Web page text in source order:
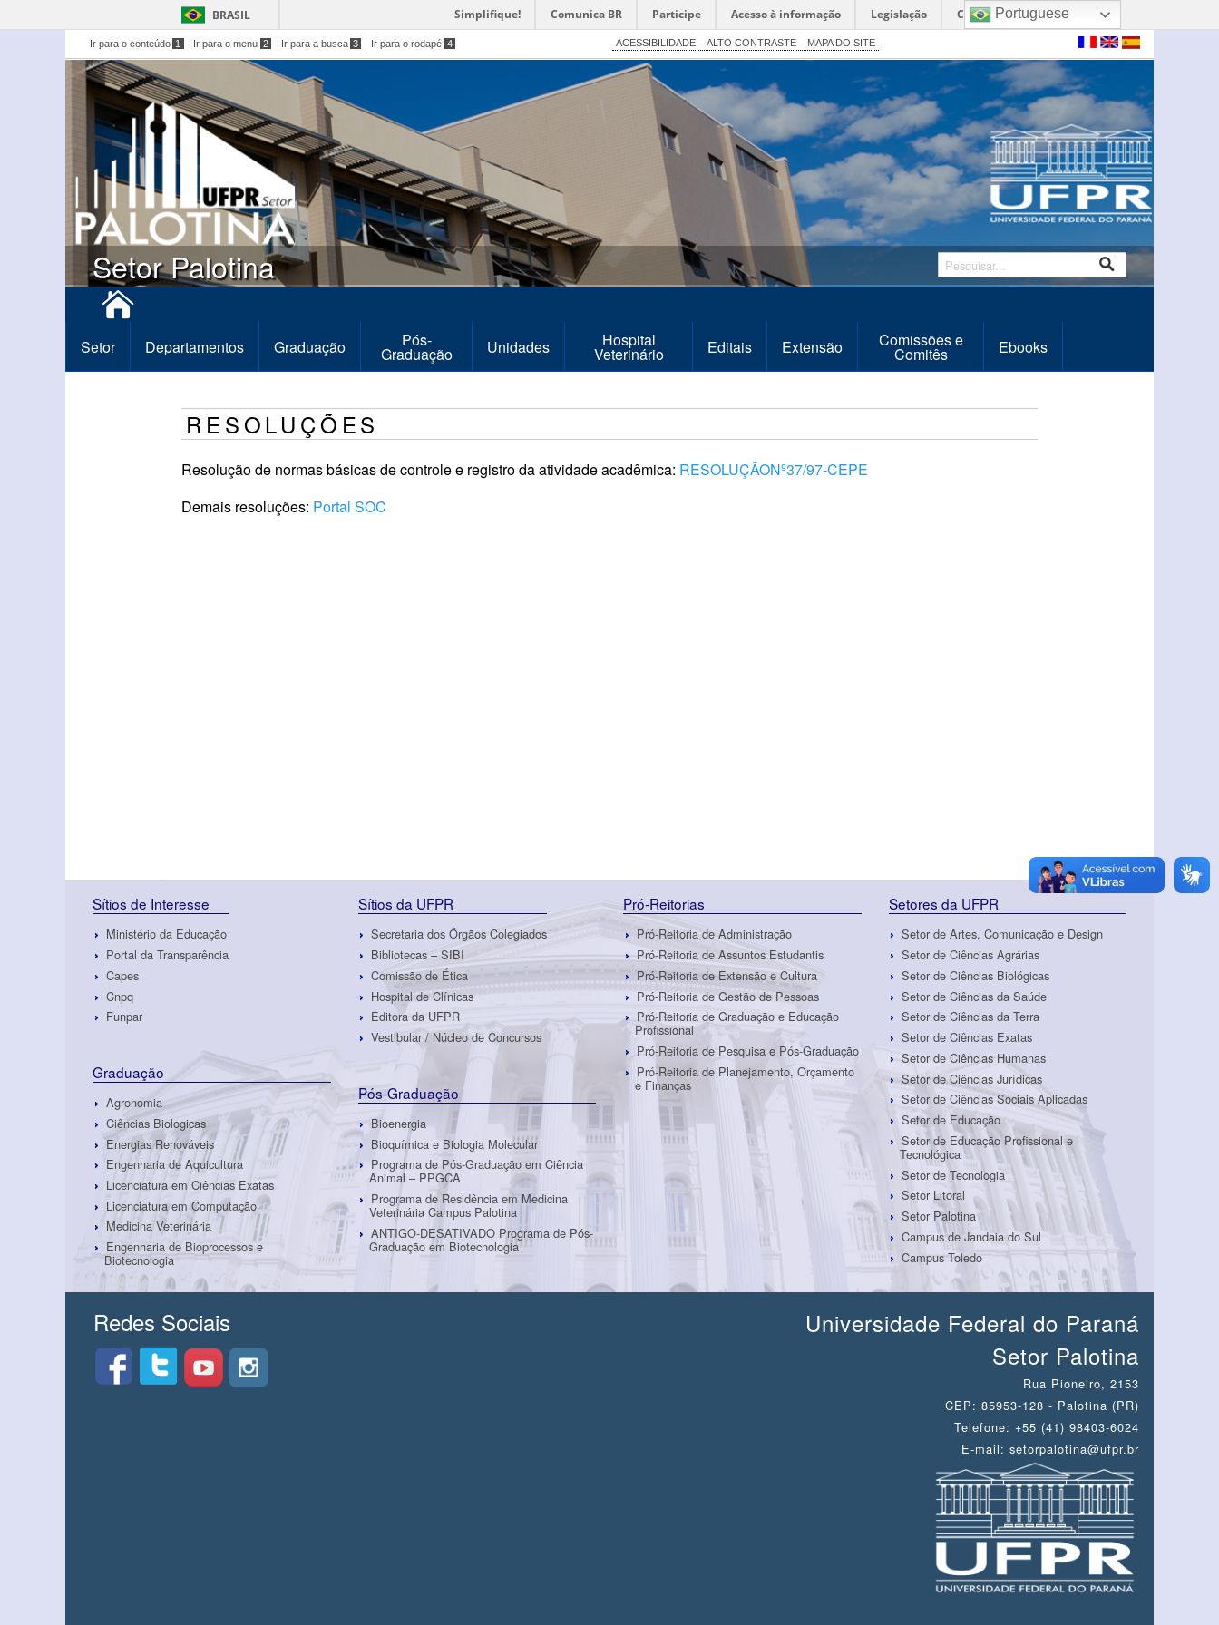
BRASIL Simplifique! Comunica BR Participe Acesso à informação Legislação Canais
Ir para o conteúdo 1 Ir para o menu 2 Ir para a busca 3 Ir para o rodapé 4 ACESSIBILIDADE ALTO CONTRASTE MAPA DO SITE
Setor Palotina
Setor Departamentos Graduação Pós-
Graduação Unidades Hospital
Veterinário Editais Extensão Comissões e
Comitês Ebooks
RESOLUÇÕES
Resolução de normas básicas de controle e registro da atividade acadêmica: RESOLUÇÃONº37/97-CEPE
Demais resoluções: Portal SOC
Sítios de Interesse
Ministério da Educação
Portal da Transparência
Capes
Cnpq
Funpar
Graduação
Agronomia
Ciências Biologicas
Energias Renováveis
Engenharia de Aquicultura
Licenciatura em Ciências Exatas
Licenciatura em Computação
Medicina Veterinária
Engenharia de Bioprocessos e
Biotecnologia
Sítios da UFPR
Secretaria dos Órgãos Colegiados
Bibliotecas – SIBI
Comissão de Ética
Hospital de Clínicas
Editora da UFPR
Vestibular / Núcleo de Concursos
Pós-Graduação
Bioenergia
Bioquímica e Biologia Molecular
Programa de Pós-Graduação em Ciência
Animal – PPGCA
Programa de Residência em Medicina
Veterinária Campus Palotina
ANTIGO-DESATIVADO Programa de Pós-
Graduação em Biotecnologia
Pró-Reitorias
Pró-Reitoria de Administração
Pró-Reitoria de Assuntos Estudantis
Pró-Reitoria de Extensão e Cultura
Pró-Reitoria de Gestão de Pessoas
Pró-Reitoria de Graduação e Educação
Profissional
Pró-Reitoria de Pesquisa e Pós-Graduação
Pró-Reitoria de Planejamento, Orçamento
e Finanças
Setores da UFPR
Setor de Artes, Comunicação e Design
Setor de Ciências Agrárias
Setor de Ciências Biológicas
Setor de Ciências da Saúde
Setor de Ciências da Terra
Setor de Ciências Exatas
Setor de Ciências Humanas
Setor de Ciências Jurídicas
Setor de Ciências Sociais Aplicadas
Setor de Educação
Setor de Educação Profissional e
Tecnológica
Setor de Tecnologia
Setor Litoral
Setor Palotina
Campus de Jandaia do Sul
Campus Toledo
Redes Sociais
Universidade Federal do Paraná
Setor Palotina
Rua Pioneiro, 2153
CEP: 85953-128 - Palotina (PR)
Telefone: +55 (41) 98403-6024
E-mail: setorpalotina@ufpr.br
Portuguese